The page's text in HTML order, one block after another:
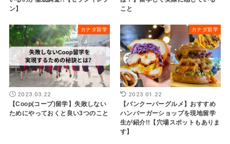
ン】
こと
カナダ留学
2023.03.22
【Coop(コープ)留学】失敗しない
ためにやっておくと良い3つのこと
カナダ留学
2023.01.22
【バンクーバーグルメ】おすすめ
ハンバーガーショップを現地留学
生が紹介!!【穴場スポットもありま
す】